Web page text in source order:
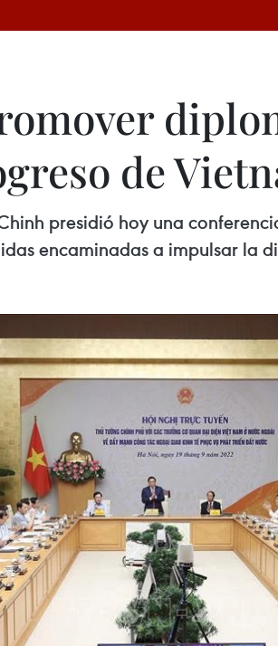
de
presidió hoy una
encaminadas a impulsar la